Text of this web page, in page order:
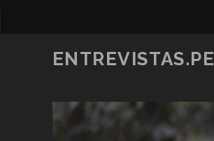
ENTREVISTAS.PE